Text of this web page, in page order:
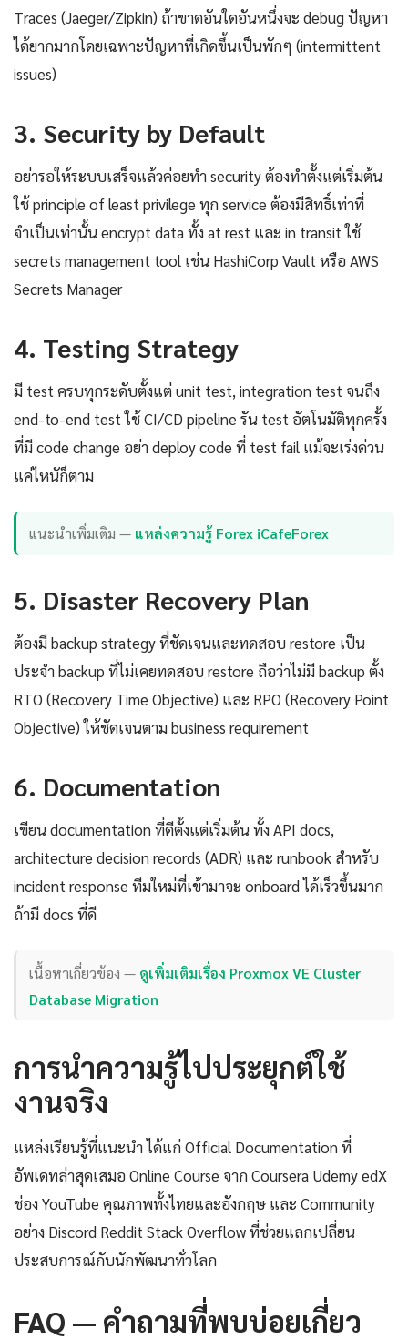
Traces (Jaeger/Zipkin) ถ้าขาดอันใดอันหนึ่งจะ debug ปัญหา
ได้ยากมากโดยเฉพาะปัญหาที่เกิดขึ้นเป็นพักๆ (intermittent
issues)
3. Security by Default
อย่ารอให้ระบบเสร็จแล้วค่อยทำ security ต้องทำตั้งแต่เริ่มต้น
ใช้ principle of least privilege ทุก service ต้องมีสิทธิ์เท่าที่
จำเป็นเท่านั้น encrypt data ทั้ง at rest และ in transit ใช้
secrets management tool เช่น HashiCorp Vault หรือ AWS
Secrets Manager
4. Testing Strategy
มี test ครบทุกระดับตั้งแต่ unit test, integration test จนถึง
end-to-end test ใช้ CI/CD pipeline รัน test อัตโนมัติทุกครั้ง
ที่มี code change อย่า deploy code ที่ test fail แม้จะเร่งด่วน
แค่ไหนัก็ตาม
แนะนำเพิ่มเติม — แหล่งความรู้ Forex iCafeForex
5. Disaster Recovery Plan
ต้องมี backup strategy ที่ชัดเจนและทดสอบ restore เป็น
ประจำ backup ที่ไม่เคยทดสอบ restore ถือว่าไม่มี backup ตั้ง
RTO (Recovery Time Objective) และ RPO (Recovery Point
Objective) ให้ชัดเจนตาม business requirement
6. Documentation
เขียน documentation ที่ดีตั้งแต่เริ่มต้น ทั้ง API docs,
architecture decision records (ADR) และ runbook สำหรับ
incident response ทีมใหม่ที่เข้ามาจะ onboard ได้เร็วขึ้นมาก
ถ้ามี docs ที่ดี
เนื้อหาเกี่ยวข้อง — ดูเพิ่มเติมเรื่อง Proxmox VE Cluster
Database Migration
การนำความรู้ไปประยุกต์ใช้
งานจริง
แหล่งเรียนรู้ที่แนะนำ ได้แก่ Official Documentation ที่
อัพเดทล่าสุดเสมอ Online Course จาก Coursera Udemy edX
ช่อง YouTube คุณภาพทั้งไทยและอังกฤษ และ Community
อย่าง Discord Reddit Stack Overflow ที่ช่วยแลกเปลี่ยน
ประสบการณ์กับนักพัฒนาทั่วโลก
FAQ — คำถามที่พบบ่อยเกี่ยว